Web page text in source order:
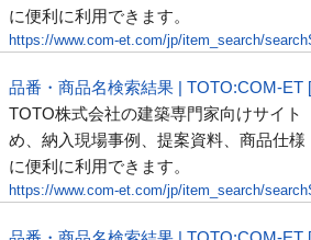
に便利に利用できます。
https://www.com-et.com/jp/item_search/
品番・商品名検索結果 | TOTO:COM-
TOTO株式会社の建築専門家向けサイ
め、納入現場事例、提案資料、商品仕
に便利に利用できます。
https://www.com-et.com/jp/item_search/